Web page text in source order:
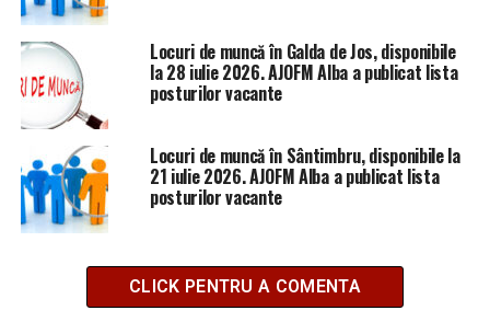
Locuri de muncă în Galda de Jos, disponibile
la 28 iulie 2026. AJOFM Alba a publicat lista
posturilor vacante
Locuri de muncă în Sântimbru, disponibile la
21 iulie 2026. AJOFM Alba a publicat lista
posturilor vacante
CLICK PENTRU A COMENTA